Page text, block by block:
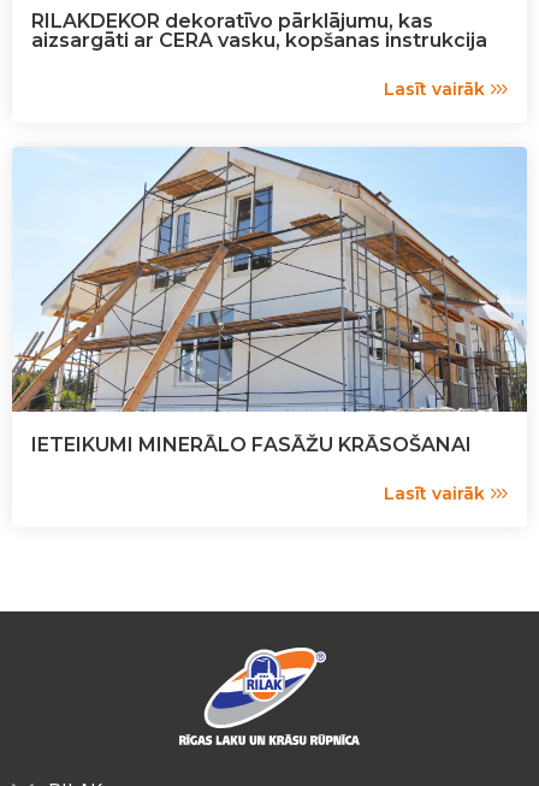
RILAKDEKOR dekoratīvo pārklājumu, kas
aizsargāti ar CERA vasku, kopšanas instrukcija
Lasīt vairāk
IETEIKUMI MINERĀLO FASĀŽU KRĀSOŠANAI
Lasīt vairāk